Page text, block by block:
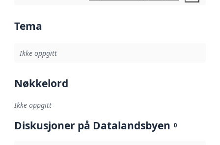
Tema
Ikke oppgitt
Nøkkelord
Ikke oppgitt
Diskusjoner på Datalandsbyen 0